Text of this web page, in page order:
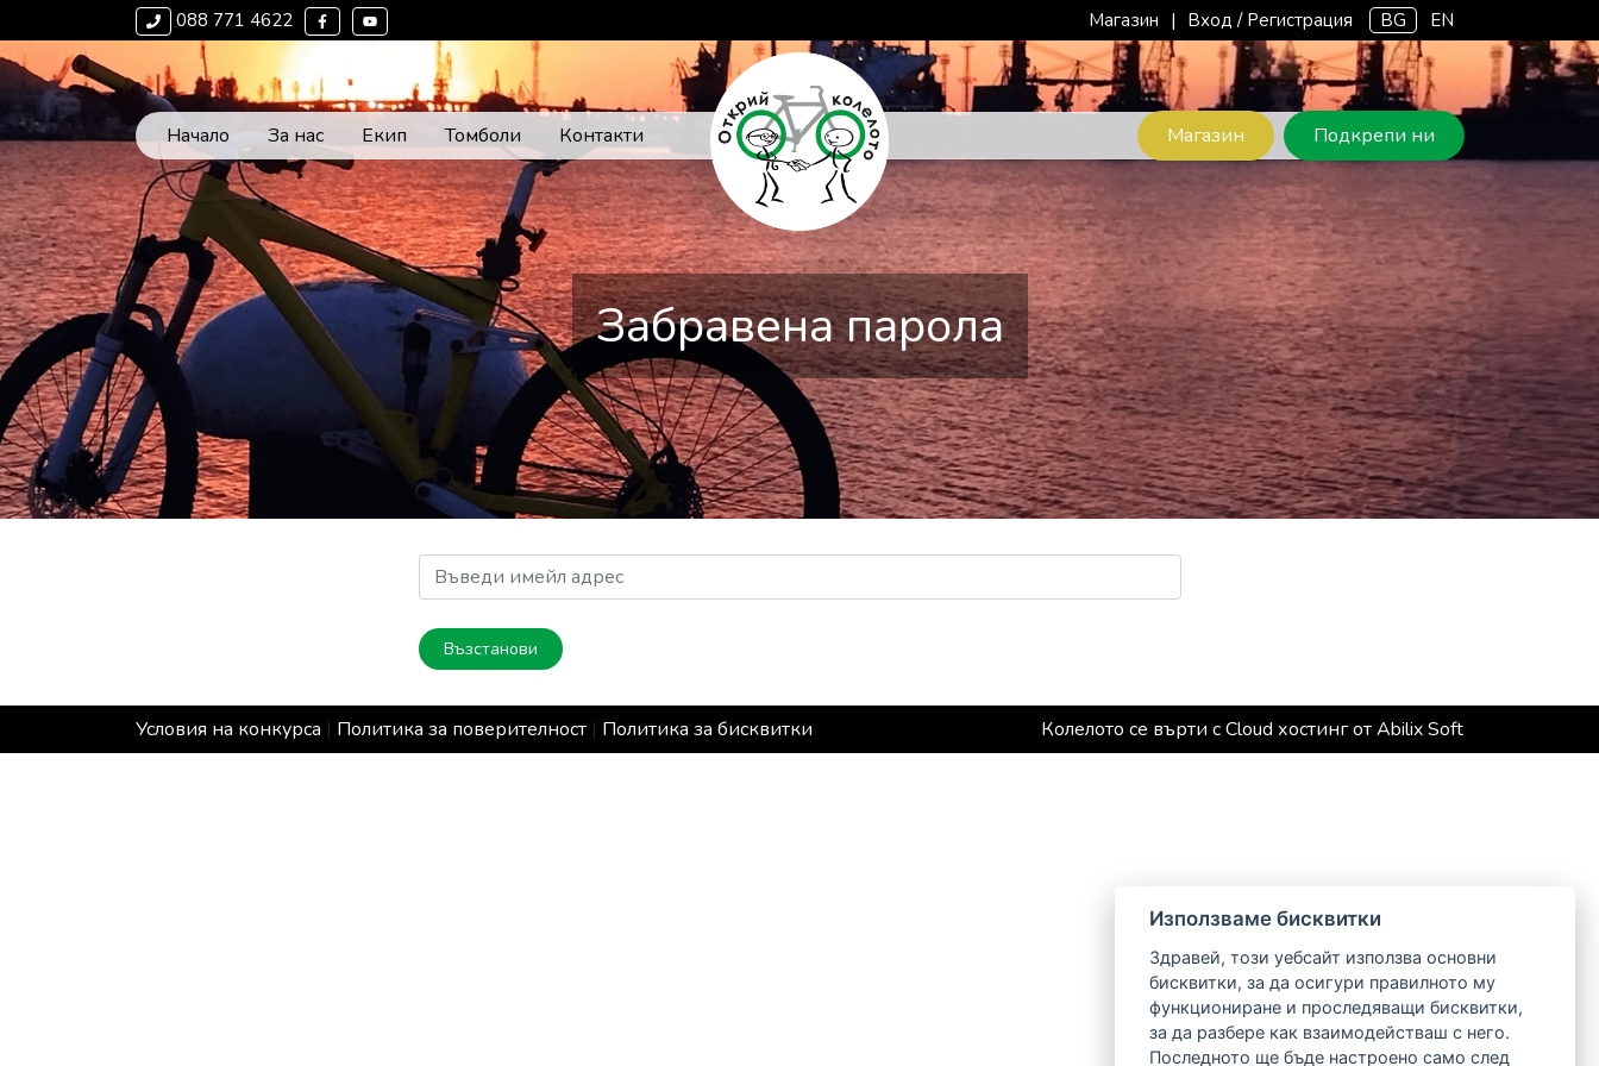
088 771 4622 Магазин | Вход / Регистрация BG EN
Начало За нас Екип Томболи Контакти Магазин Подкрепи ни
Забравена парола
Възстанови
Условия на конкурса | Политика за поверителност | Политика за бисквитки Колелото се върти с Cloud хостинг от Abilix Soft
Използваме бисквитки
Здравей, този уебсайт използва основни
бисквитки, за да осигури правилното му
функциониране и проследяващи бисквитки,
за да разбере как взаимодействаш с него.
Последното ще бъде настроено само след